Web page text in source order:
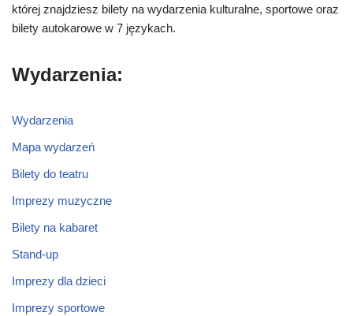
której znajdziesz bilety na wydarzenia kulturalne, sportowe oraz
bilety autokarowe w 7 językach.
Wydarzenia:
Wydarzenia
Mapa wydarzeń
Bilety do teatru
Imprezy muzyczne
Bilety na kabaret
Stand-up
Imprezy dla dzieci
Imprezy sportowe